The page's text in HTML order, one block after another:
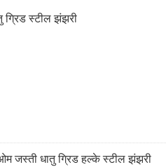
ग्रिड स्टील झंझरी
जस्ती धातु ग्रिड हल्के स्टील झंझरी